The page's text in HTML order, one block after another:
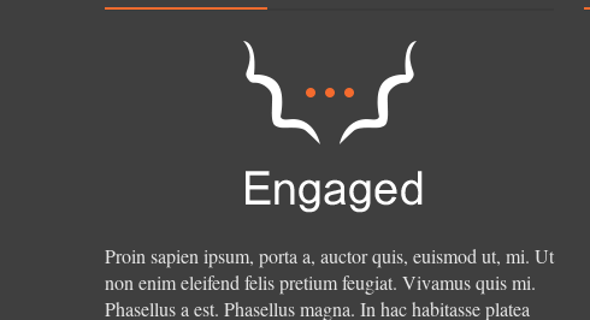
Proin sapien ipsum, porta a, auctor quis, euismod ut, mi. Ut
non enim eleifend felis pretium feugiat. Vivamus quis mi.
Phasellus a est. Phasellus magna. In hac habitasse platea